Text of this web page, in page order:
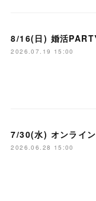
2026.07.19 15:00
2026.06.28 15:00